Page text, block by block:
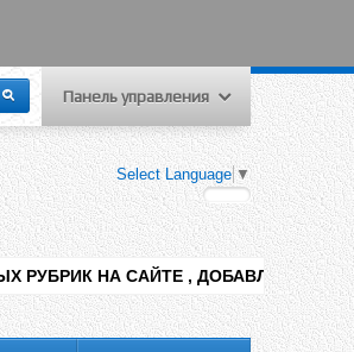
Панель управления
Select Language ▼
САЙТЕ , ДОБАВЛЕНИЯ КОНТЕНТА